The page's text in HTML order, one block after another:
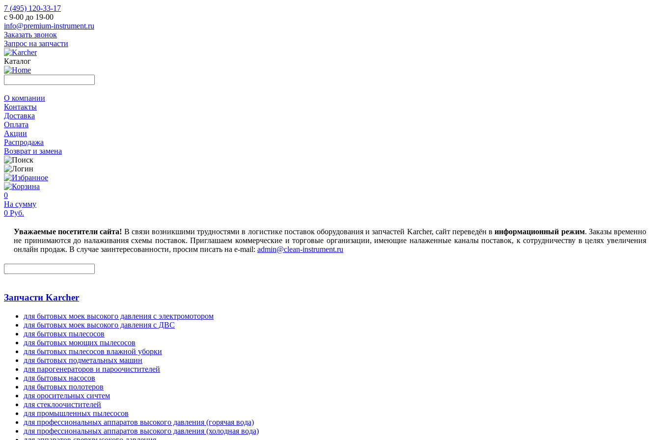
7 (495) 120-33-17
с 9-00 до 19-00
info@premium-instrument.ru
Заказать звонок
Запрос на запчасти
Каталог
О компании
Контакты
Доставка
Оплата
Акции
Распродажа
Возврат и замена
0
На сумму
0 Руб.
Уважаемые посетители сайта! В связи возникшими трудностями в логистике поставок оборудования и запчастей Karcher, сайт переведён винформационный режим. Заказы временно
не принимаются до налаживания схемы поставок. Приглашаем коммерческие и торговые организации, имеющие налаженные каналы поставок, к сотрудничеству в целях увеличения
онлайн продаж. В случае заинтересованности, просим писать на e-mail: admin@clean-instrument.ru
Запчасти Karcher
для бытовых моек высокого давления с электромотором
для бытовых моек высокого давления с ДВС
для бытовых пылесосов
для бытовых моющих пылесосов
для бытовых пылесосов влажной уборки
для бытовых подметальных машин
для парогенераторов и пароочистителей
для бытовых насосов
для бытовых полотеров
для оросительных сичтем
для стеклоочистителей
для промышленных пылесосов
для профессиональных аппаратов высокого давления (горячая вода)
для профессиональных аппаратов высокого давления (холодная вода)